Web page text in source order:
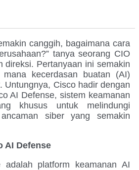
canggih, bagaimana cara
tanya seorang CIO
direksi. Pertanyaan ini semakin
kecerdasan buatan (AI)
Untungnya, Cisco hadir dengan
AI Defense, sistem keamanan
khusus untuk melindungi
siber yang semakin
AI Defense
adalah platform keamanan AI